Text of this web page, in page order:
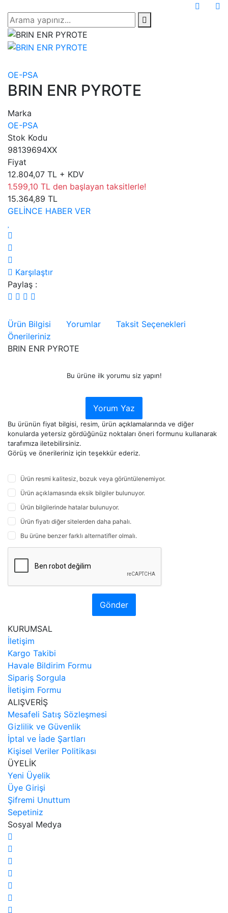
OE-PSA
BRIN ENR PYROTE
Marka
OE-PSA
Stok Kodu
98139694XX
Fiyat
12.804,07 TL + KDV
1.599,10 TL den başlayan taksitlerle!
15.364,89 TL
GELİNCE HABER VER
Karşılaştır
Paylaş :
Ürün Bilgisi Yorumlar
Taksit Seçenekleri
Önerileriniz
BRIN ENR PYROTE
Bu ürüne ilk yorumu siz yapın!
Yorum Yaz
Bu ürünün fiyat bilgisi, resim, ürün açıklamalarında ve diğer
konularda yetersiz gördüğünüz noktaları öneri formunu kullanarak
tarafımıza iletebilirsiniz.
Görüş ve önerileriniz için teşekkür ederiz.
Ürün resmi kalitesiz, bozuk veya görüntülenemiyor.
Ürün açıklamasında eksik bilgiler bulunuyor.
Ürün bilgilerinde hatalar bulunuyor.
Ürün fiyatı diğer sitelerden daha pahalı.
Bu ürüne benzer farklı alternatifler olmalı.
Gönder
KURUMSAL
İletişim
Kargo Takibi
Havale Bildirim Formu
Sipariş Sorgula
İletişim Formu
ALIŞVERİŞ
Mesafeli Satış Sözleşmesi
Gizlilik ve Güvenlik
İptal ve İade Şartları
Kişisel Veriler Politikası
ÜYELİK
Yeni Üyelik
Üye Girişi
Şifremi Unuttum
Sepetiniz
Sosyal Medya